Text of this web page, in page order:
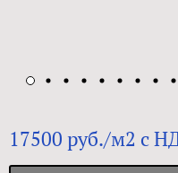
17500 руб./м2 с